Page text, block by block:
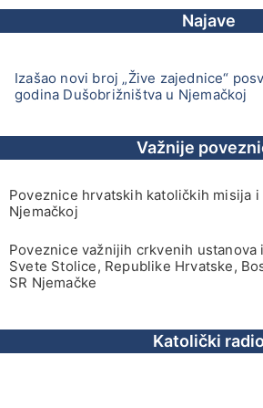
Najave
Izašao novi broj „Žive zajednice“
godina Dušobrižništva u Njemačkoj
Važnije
Poveznice hrvatskih katoličkih misija i
Njemačkoj
Poveznice važnijih crkvenih ustanova
Svete Stolice, Republike Hrvatske,
SR Njemačke
Katolički radio